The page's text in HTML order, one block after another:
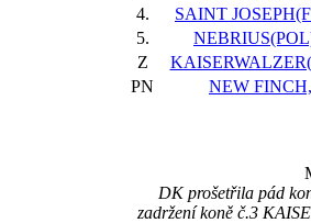
4.
SAINT
5.
Z
PN
NEW
DK prošetřila pád
zadržení koně č.3